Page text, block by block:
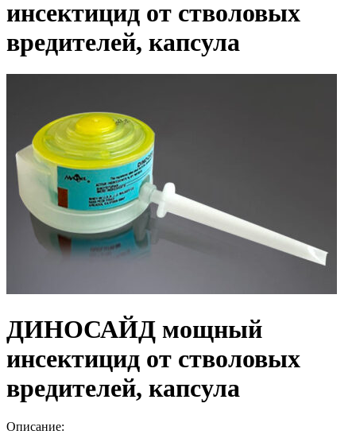
инсектицид от стволовых
вредителей, капсула
ДИНОСАЙД мощный
инсектицид от стволовых
вредителей, капсула
Описание: